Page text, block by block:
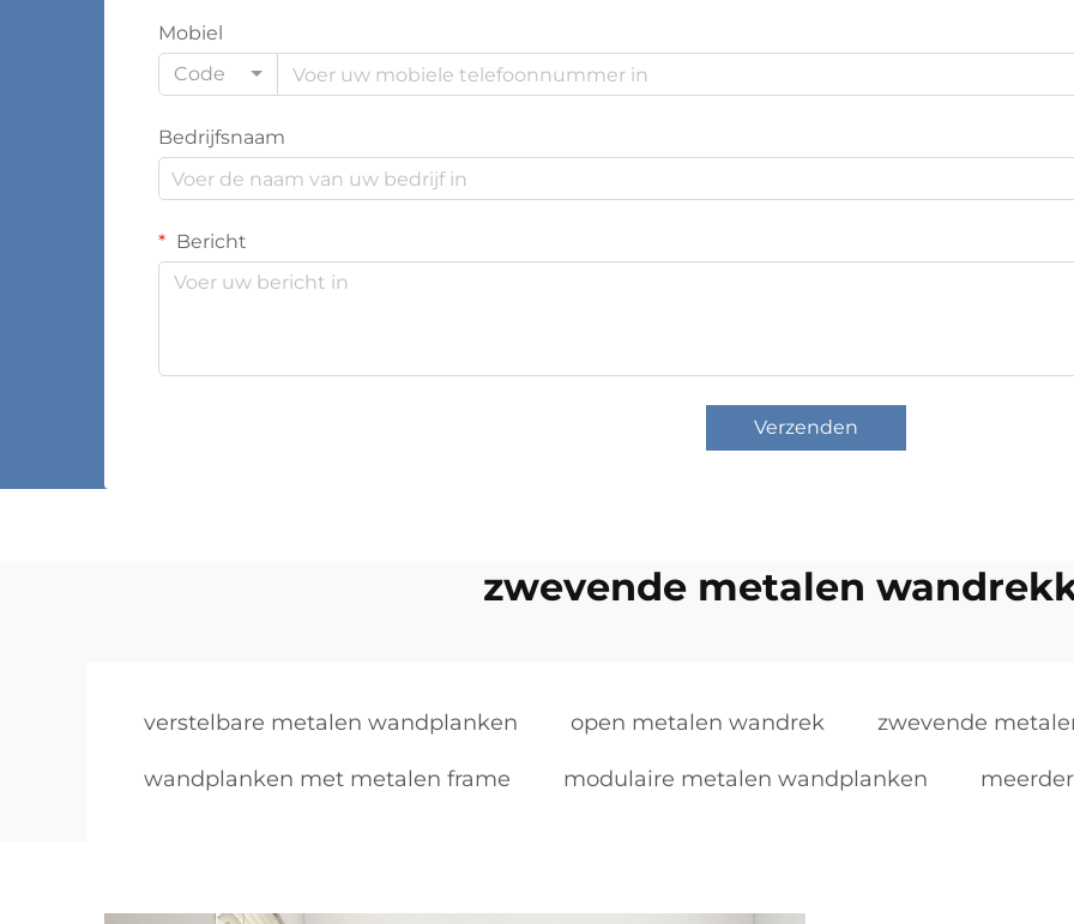
Mobiel
Code
Bedrijfsnaam
Bericht
Verzenden
zwevende metalen
verstelbare metalen wandplanken open metalen wandrek zwevende
wandplanken met metalen frame modulaire metalen wandplanken